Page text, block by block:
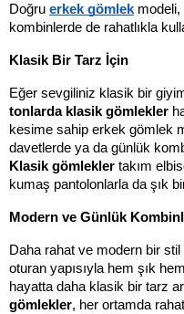
Doğru erkek gömlek modeli,
kombinlerde de rahatlıkla
Klasik Bir Tarz İçin
Eğer sevgiliniz klasik bir
tonlarda klasik gömlekler
kesime sahip erkek gömlek
Klasik gömlekler takım
kumaş pantolonlarla da şık
Modern ve Günlük
Daha rahat ve modern bir stil
oturan yapısıyla hem şık
hayatta daha klasik bir tarz
gömlekler, her ortamda